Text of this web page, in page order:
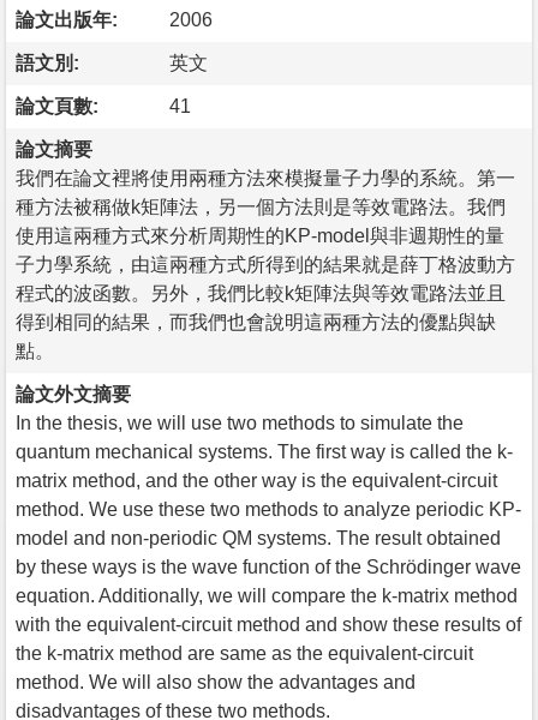
論文出版年: 2006
語文別: 英文
論文頁數: 41
論文摘要
我們在論文裡將使用兩種方法來模擬量子力學的系統。第一
種方法被稱做k矩陣法，另一個方法則是等效電路法。我們
使用這兩種方式來分析周期性的KP-model與非週期性的量
子力學系統，由這兩種方式所得到的結果就是薛丁格波動方
程式的波函數。另外，我們比較k矩陣法與等效電路法並且
得到相同的結果，而我們也會說明這兩種方法的優點與缺
點。
論文外文摘要
In the thesis, we will use two methods to simulate the
quantum mechanical systems. The first way is called the k-
matrix method, and the other way is the equivalent-circuit
method. We use these two methods to analyze periodic KP-
model and non-periodic QM systems. The result obtained
by these ways is the wave function of the Schrödinger wave
equation. Additionally, we will compare the k-matrix method
with the equivalent-circuit method and show these results of
the k-matrix method are same as the equivalent-circuit
method. We will also show the advantages and
disadvantages of these two methods.